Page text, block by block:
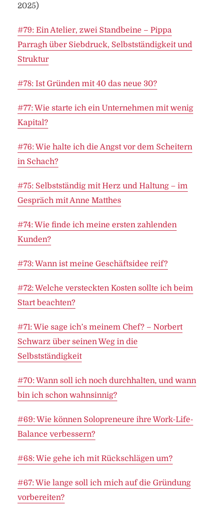
2025)
#79: Ein Atelier, zwei Standbeine – Pippa
Parragh über Siebdruck, Selbstständigkeit und
Struktur
#78: Ist Gründen mit 40 das neue 30?
#77: Wie starte ich ein Unternehmen mit wenig
Kapital?
#76: Wie halte ich die Angst vor dem Scheitern
in Schach?
#75: Selbstständig mit Herz und Haltung – im
Gespräch mit Anne Matthes
#74: Wie finde ich meine ersten zahlenden
Kunden?
#73: Wann ist meine Geschäftsidee reif?
#72: Welche versteckten Kosten sollte ich beim
Start beachten?
#71: Wie sage ich’s meinem Chef? – Norbert
Schwarz über seinen Weg in die
Selbstständigkeit
#70: Wann soll ich noch durchhalten, und wann
bin ich schon wahnsinnig?
#69: Wie können Solopreneure ihre Work-Life-
Balance verbessern?
#68: Wie gehe ich mit Rückschlägen um?
#67: Wie lange soll ich mich auf die Gründung
vorbereiten?